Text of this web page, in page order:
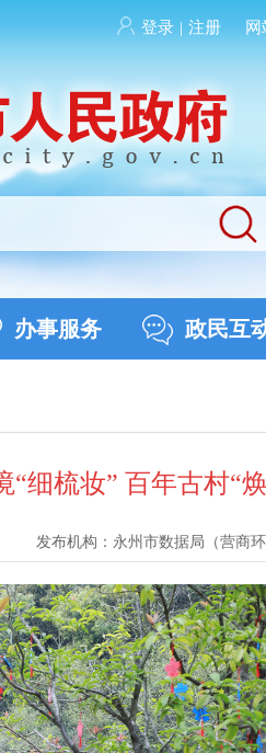
登录 | 注册
办事服务 政民互
细梳妆” 百年古村“
发布机构： 永州市数据局（营商环